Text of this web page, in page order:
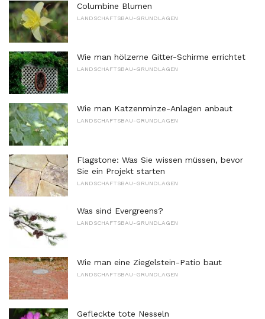
Columbine Blumen
LANDSCHAFTSBAU-GRUNDLAGEN
Wie man hölzerne Gitter-Schirme errichtet
LANDSCHAFTSBAU-GRUNDLAGEN
Wie man Katzenminze-Anlagen anbaut
LANDSCHAFTSBAU-GRUNDLAGEN
Flagstone: Was Sie wissen müssen, bevor
Sie ein Projekt starten
LANDSCHAFTSBAU-GRUNDLAGEN
Was sind Evergreens?
LANDSCHAFTSBAU-GRUNDLAGEN
Wie man eine Ziegelstein-Patio baut
LANDSCHAFTSBAU-GRUNDLAGEN
Gefleckte tote Nesseln